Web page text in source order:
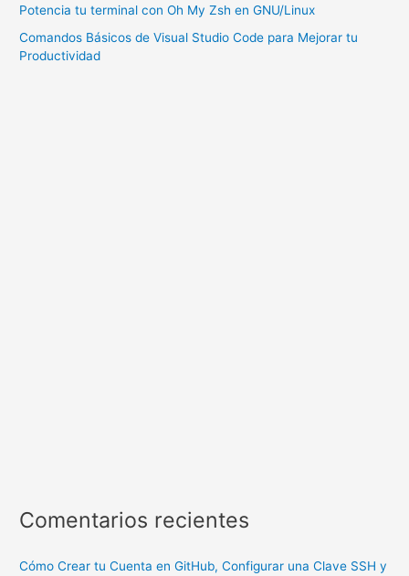
Potencia tu terminal con Oh My Zsh en GNU/Linux
Comandos Básicos de Visual Studio Code para Mejorar tu
Productividad
Comentarios recientes
Cómo Crear tu Cuenta en GitHub, Configurar una Clave SSH y